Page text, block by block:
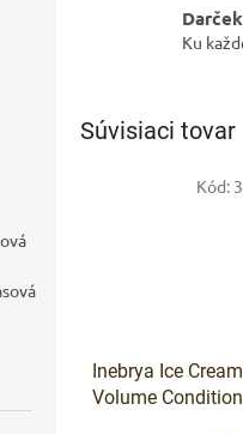
Ku
Súvisiaci tovar
Inebrya Ice
Volume
Kód: